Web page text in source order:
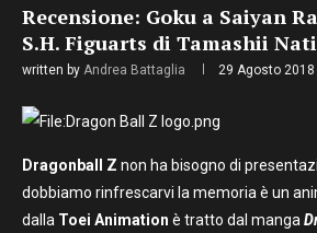
Recensione: Goku a Saiyan
S.H. Figuarts di Tamashii
written by Andrea Battaglia 29 Agosto 2018
Dragonball Z non ha bisogno di
dobbiamo rinfrescarvi la memoria è un
dalla Toei Animation è tratto dal manga